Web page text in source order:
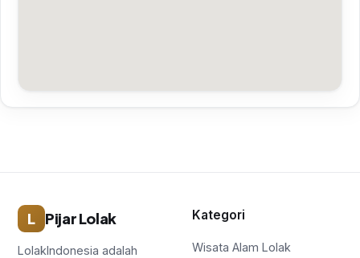
L Pijar Lolak
LolakIndonesia adalah
Kategori
Wisata Alam Lolak